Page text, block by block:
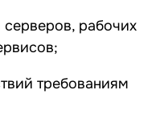
рабочих
требованиям